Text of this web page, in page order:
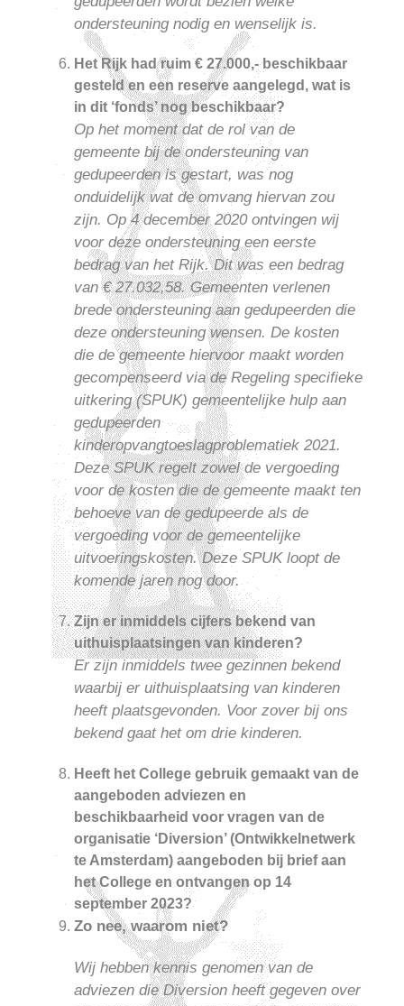
ondersteuning nodig en wenselijk is.
Het Rijk had ruim € 27.000,- beschikbaar
gesteld en een reserve aangelegd, wat is
in dit ‘fonds’ nog beschikbaar?
Op het moment dat de rol van de
gemeente bij de ondersteuning van
gedupeerden is gestart, was nog
onduidelijk wat de omvang hiervan zou
zijn. Op 4 december 2020 ontvingen wij
voor deze ondersteuning een eerste
bedrag van het Rijk. Dit was een bedrag
van € 27.032,58. Gemeenten verlenen
brede ondersteuning aan gedupeerden die
deze ondersteuning wensen. De kosten
die de gemeente hiervoor maakt worden
gecompenseerd via de Regeling specifieke
uitkering (SPUK) gemeentelijke hulp aan
gedupeerden
kinderopvangtoeslagproblematiek 2021.
Deze SPUK regelt zowel de vergoeding
voor de kosten die de gemeente maakt ten
behoeve van de gedupeerde als de
vergoeding voor de gemeentelijke
uitvoeringskosten. Deze SPUK loopt de
komende jaren nog door.
Zijn er inmiddels cijfers bekend van
uithuisplaatsingen van kinderen?
Er zijn inmiddels twee gezinnen bekend
waarbij er uithuisplaatsing van kinderen
heeft plaatsgevonden. Voor zover bij ons
bekend gaat het om drie kinderen.
Heeft het College gebruik gemaakt van de
aangeboden adviezen en
beschikbaarheid voor vragen van de
organisatie ‘Diversion’ (Ontwikkelnetwerk
te Amsterdam) aangeboden bij brief aan
het College en ontvangen op 14
september 2023?
Zo nee, waarom niet?
Wij hebben kennis genomen van de
adviezen die Diversion heeft gegeven over